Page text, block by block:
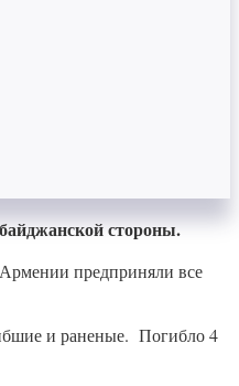
стороны.
предприняли все
и раненые. Погибло 4